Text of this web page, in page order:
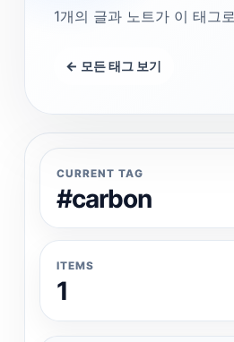
1개의 글과 노트가 이 태그
← 모든 태그 보기
CURRENT TAG
#carbon
ITEMS
1